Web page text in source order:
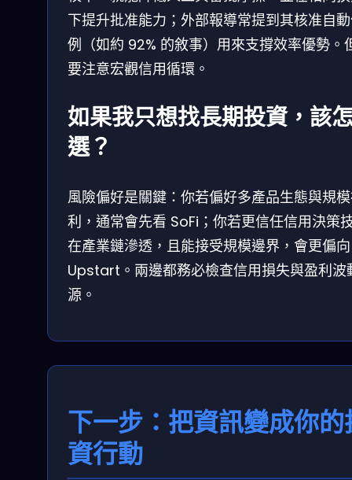
下提升批准能力；外部報導常提到其核准自
例（如約 92% 的敘事）用來支撐效率優勢。
要注意宏觀信用循環。
如果我只想找長期投資，該
選？
風險偏好是關鍵：你若偏好多產品生態與規
利，通常會先看 SoFi；你若更信任信用決策
在產業鏈滲透，且能接受規模邊界，會更偏向
Upstart。兩邊都務必檢查信用損失與盈利波
源。
下一步：把資訊變成你的
資行動